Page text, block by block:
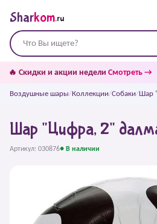
Sharkom.ru
🔥 Скидки и акции недели Смотреть →
Воздушные шары/Коллекции/Собаки/Шар
Шар "Цифра, 2"
Артикул: 030876● В наличии